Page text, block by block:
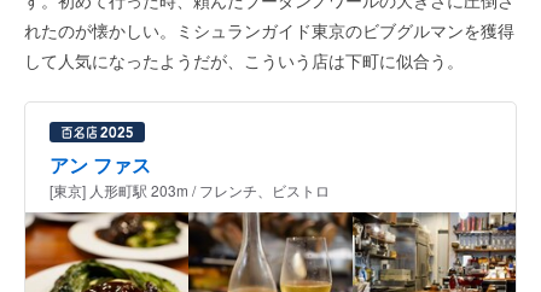
れたのが懐かしい。ミシュランガイド東京のビブグルマンを獲得
して人気になったようだが、こういう店は下町に似合う。
アン ファス
[東京] 人形町駅 203m / フレンチ、ビストロ